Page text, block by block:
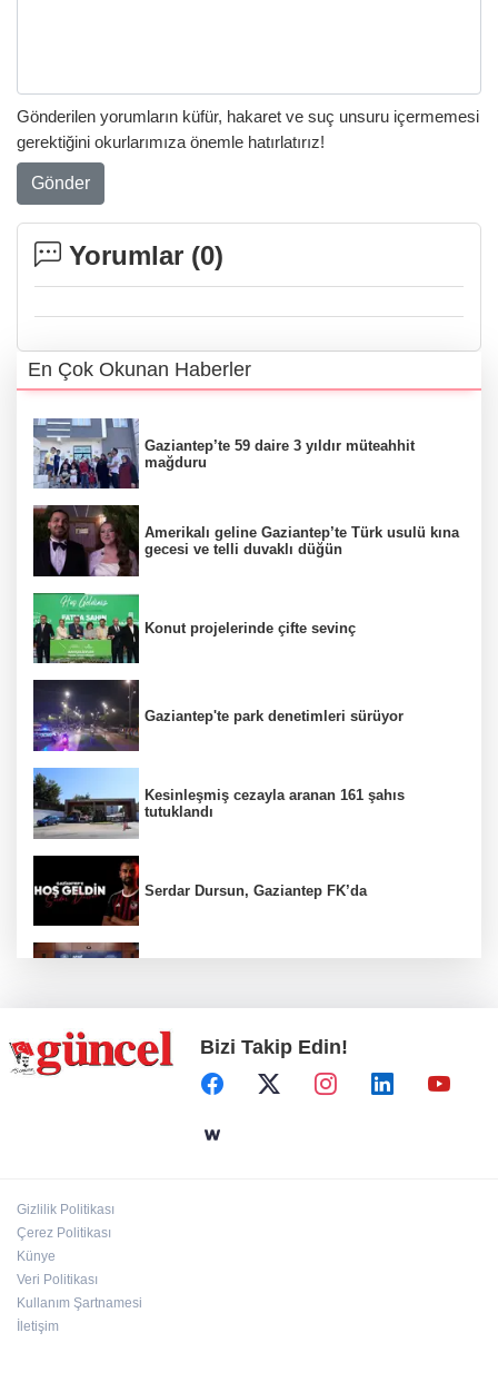
Gönderilen yorumların küfür, hakaret ve suç unsuru içermemesi
gerektiğini okurlarımıza önemle hatırlatırız!
Gönder
Yorumlar (0)
En Çok Okunan Haberler
Gaziantep’te 59 daire 3 yıldır müteahhit
mağduru
Amerikalı geline Gaziantep’te Türk usulü kına
gecesi ve telli duvaklı düğün
Konut projelerinde çifte sevinç
Gaziantep'te park denetimleri sürüyor
Kesinleşmiş cezayla aranan 161 şahıs
tutuklandı
Serdar Dursun, Gaziantep FK’da
Define avcıları yakalandı
Emre Bildirici ve Emine Koruer’in mutlu
Bizi Takip Edin!
Gizlilik Politikası
Çerez Politikası
Künye
Veri Politikası
Kullanım Şartnamesi
İletişim